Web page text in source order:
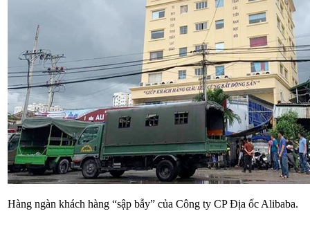
Hàng ngàn khách hàng “sập bẫy” của Công ty CP Địa ốc Alibaba.